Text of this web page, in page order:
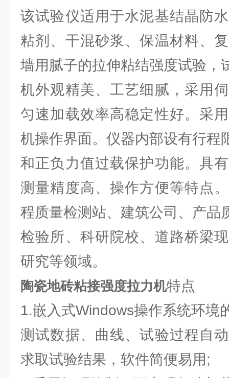
该试验仪适用于水泥基结晶防
粘剂、干混砂浆、保温材料、
墙用腻子的拉伸粘结强度试验，
机外观精美、工艺细腻，采用
匀速加载效率高稳定性好。采
机操作界面。仪器内部设有行程
和正负力值过载保护功能。具
测量精度高、操作方便等特点
程质量检测站、建筑公司、产品
检验所、科研院校、道路桥梁
研究等领域。
陶瓷地砖粘接强度拉力机特点
1.嵌入式Windows操作系统环境
测试数据、曲线、试验过程自
求取试验结果，软件简便易用;